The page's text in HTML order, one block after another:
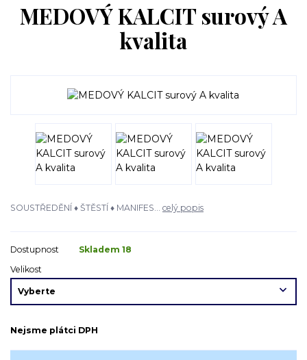
MEDOVÝ KALCIT surový A
kvalita
SOUSTŘEDĚNÍ ♦ ŠTĚSTÍ ♦ MANIFES... celý popis
Dostupnost
Skladem 18
Velikost
Nejsme plátci DPH